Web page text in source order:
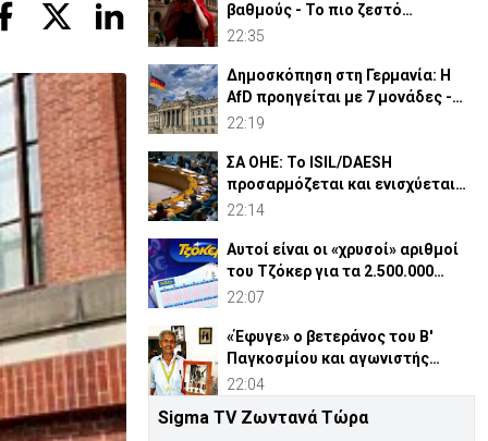
βαθμούς - Το πιο ζεστό
καλοκαίρι των 100 χρόνων
22:35
Δημοσκόπηση στη Γερμανία: Η
AfD προηγείται με 7 μονάδες -
Διεύρυνε τη διαφορά
22:19
ΣΑ ΟΗΕ: Το ISIL/DAESH
προσαρμόζεται και ενισχύεται
στην Αφρική - Πώς απειλεί
22:14
Αυτοί είναι οι «χρυσοί» αριθμοί
του Τζόκερ για τα 2.500.000
ευρώ
22:07
«Έφυγε» ο βετεράνος του Β'
Παγκοσμίου και αγωνιστής
ΕΟΚΑ, Παύλος Μ. Κασάπης
22:04
«Όχι» 9 χωρών σε ισχυρισμό
Sigma TV Ζωντανά Τώρα